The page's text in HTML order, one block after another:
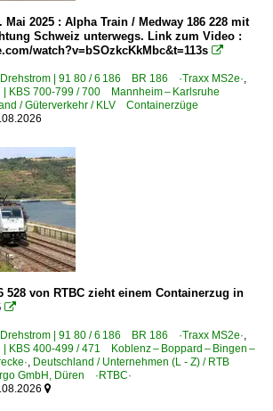
München
Berlin
Mini-BB.de Treffen Jaroměř (CZ)
und Anlagen
Mai 2025 : Alpha Train / Medway 186 228 mit
Schweiz unterwegs. Link zum Video :
watch?v=bSOzkcKkMbc&t=113s 
| 91 80 / 6 186 BR 186 ·Traxx MS2e·,
| KBS 700-799 / 700 Mannheim – Karlsruhe
/ Güterverkehr / KLV Containerzüge
528 von RTBC zieht einem Containerzug in

| 91 80 / 6 186 BR 186 ·Traxx MS2e·,
| KBS 400-499 / 471 Koblenz – Boppard – Bingen –
, Deutschland / Unternehmen (L - Z) / RTB
GmbH, Düren ·RTBC·
